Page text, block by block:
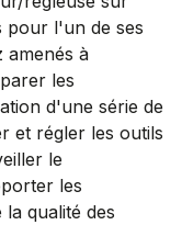
pour l'un de ses
amenés à
les
d'une série de
et régler les outils
le
les
qualité des